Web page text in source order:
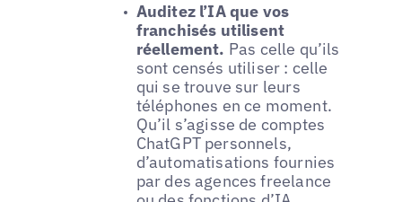
Auditez l’IA que vos
franchisés utilisent
réellement. Pas celle qu’ils
sont censés utiliser : celle
qui se trouve sur leurs
téléphones en ce moment.
Qu’il s’agisse de comptes
ChatGPT personnels,
d’automatisations fournies
par des agences freelance